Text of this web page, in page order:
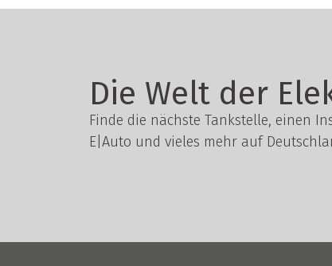
Die Welt der
Finde die nächste Tankstelle, einen
E|Auto und vieles mehr auf